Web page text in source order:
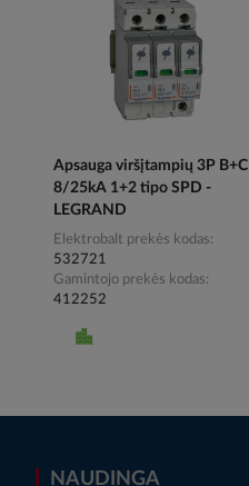
Apsauga viršįtampių 3P B+C
8/25kA 1+2 tipo SPD -
LEGRAND
Elektrobalt prekės kodas
532721
Gamintojo prekės kodas
412252
NAUDINGA